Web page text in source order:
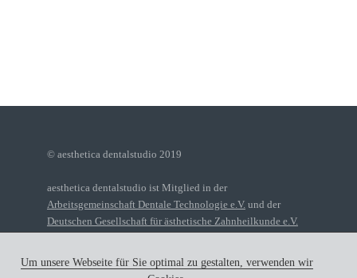
Um unsere Webseite für Sie optimal zu gestalten, verwenden wir
© aesthetica dentalstudio 2019
aesthetica dentalstudio ist Mitglied in der
Arbeitsgemeinschaft Dentale Technologie e.V.und der
Deutschen Gesellschaft für ästhetische Zahnheilkunde e.V.